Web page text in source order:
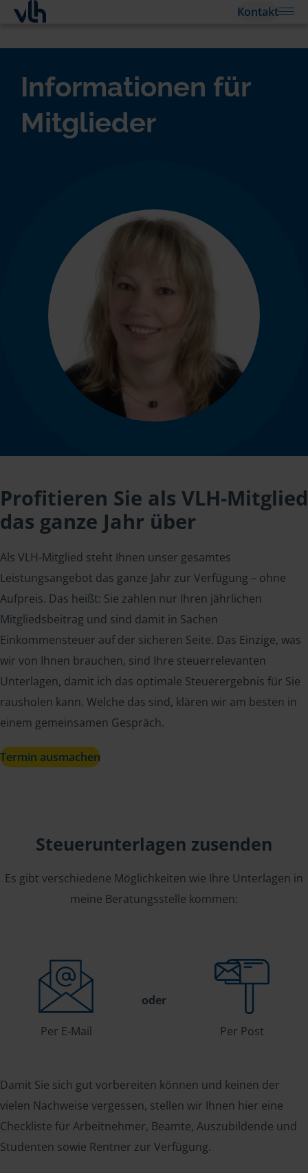
Kontakt
Informationen für
Mitglieder
Profitieren Sie als VLH-Mitglied
das ganze Jahr über
Als VLH-Mitglied steht Ihnen unser gesamtes
Leistungsangebot das ganze Jahr zur Verfügung – ohne
Aufpreis. Das heißt: Sie zahlen nur Ihren jährlichen
Mitgliedsbeitrag und sind damit in Sachen
Einkommensteuer auf der sicheren Seite. Das Einzige, was
wir von Ihnen brauchen, sind Ihre steuerrelevanten
Unterlagen, damit ich das optimale Steuerergebnis für Sie
rausholen kann. Welche das sind, klären wir am besten in
einem gemeinsamen Gespräch.
Termin ausmachen
Steuerunterlagen zusenden
Es gibt verschiedene Möglichkeiten wie Ihre Unterlagen in
meine Beratungsstelle kommen:
Per E-Mail
oder
Per Post
Damit Sie sich gut vorbereiten können und keinen der
vielen Nachweise vergessen, stellen wir Ihnen hier eine
Checkliste für Arbeitnehmer, Beamte, Auszubildende und
Studenten sowie Rentner zur Verfügung.